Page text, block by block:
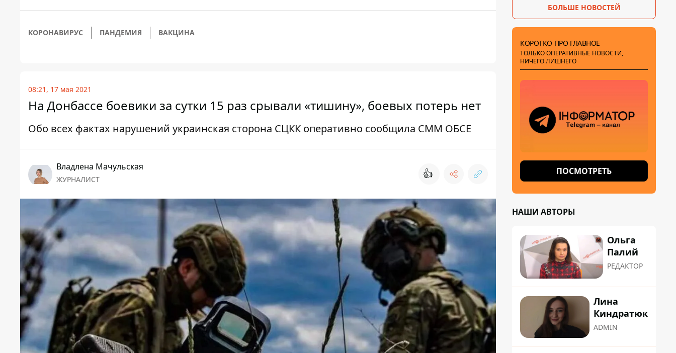
КОРОНАВИРУС ПАНДЕМИЯ ВАКЦИНА
08:21, 17 мая 2021
На Донбассе боевики за сутки 15 раз срывали «тишину», боевых потерь нет
Обо всех фактах нарушений украинская сторона СЦКК оперативно сообщила СММ ОБСЕ
Владлена Мачульская
ЖУРНАЛИСТ 👍
БОЛЬШЕ НОВОСТЕЙ
КОРОТКО ПРО ГЛАВНОЕ
ТОЛЬКО ОПЕРАТИВНЫЕ НОВОСТИ,
НИЧЕГО ЛИШНЕГО
ПОСМОТРЕТЬ
НАШИ АВТОРЫ
Ольга
Палий
РЕДАКТОР
Лина
Киндратюк
ADMIN